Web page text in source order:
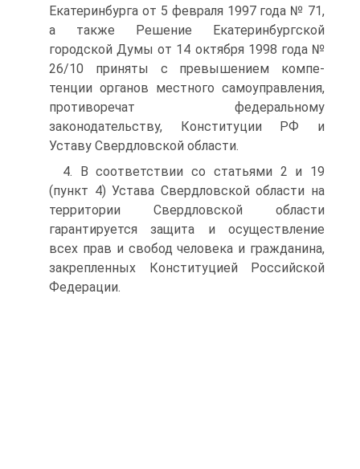
Екатеринбурга от 5 февраля 1997 года № 71,
а также Решение Екатеринбургской
городской Думы от 14 октября 1998 года №
26/10 приняты с превышением компе-
тенции органов местного самоуправления,
противоречат федеральному
законодательству, Конституции РФ и
Уставу Свердловской области.
4. В соответствии со статьями 2 и 19
(пункт 4) Устава Свердловской области на
территории Свердловской области
гарантируется защита и осуществление
всех прав и свобод человека и гражданина,
закрепленных Конституцией Российской
Федерации.